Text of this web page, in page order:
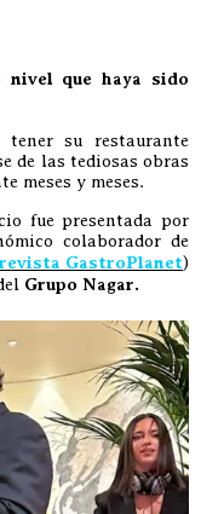
nivel que haya sido
tener su restaurante
de las tediosas obras
meses y meses.
fue presentada por
colaborador de
revista GastroPlanet)
Grupo Nagar.